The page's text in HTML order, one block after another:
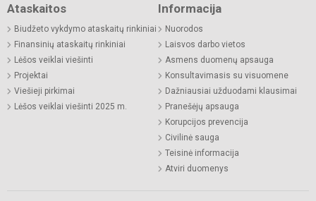
Ataskaitos
Biudžeto vykdymo ataskaitų rinkiniai
Finansinių ataskaitų rinkiniai
Lėšos veiklai viešinti
Projektai
Viešieji pirkimai
Lėšos veiklai viešinti 2025 m.
Informacija
Nuorodos
Laisvos darbo vietos
Asmens duomenų apsauga
Konsultavimasis su visuomene
Dažniausiai užduodami klausimai
Pranešėjų apsauga
Korupcijos prevencija
Civilinė sauga
Teisinė informacija
Atviri duomenys